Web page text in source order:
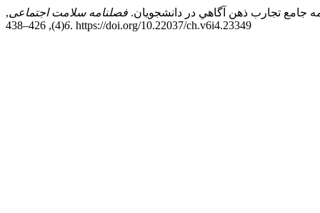
فصلنامه سلامت اجتماعی,
6(4), 426–438. https://doi.org/10.22037/ch.v6i4.23349